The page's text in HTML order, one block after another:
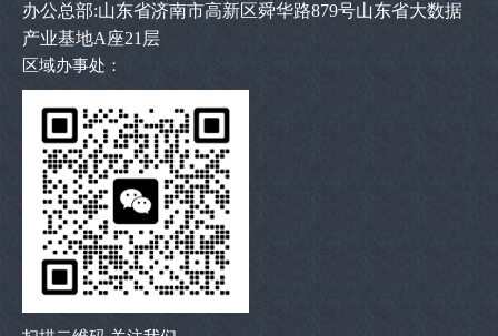
办公总部:山东省济南市高新区舜华路879号山东省大数据
产业基地A座21层
区域办事处：